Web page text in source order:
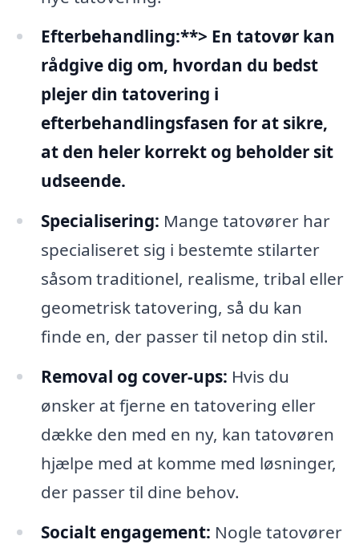
Efterbehandling:**> En tatovør kan
rådgive dig om, hvordan du bedst
plejer din tatovering i
efterbehandlingsfasen for at sikre,
at den heler korrekt og beholder sit
udseende.
Specialisering: Mange tatovører har
specialiseret sig i bestemte stilarter
såsom traditionel, realisme, tribal eller
geometrisk tatovering, så du kan
finde en, der passer til netop din stil.
Removal og cover-ups: Hvis du
ønsker at fjerne en tatovering eller
dække den med en ny, kan tatovøren
hjælpe med at komme med løsninger,
der passer til dine behov.
Socialt engagement: Nogle tatovører